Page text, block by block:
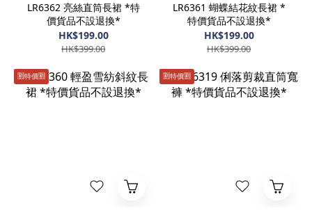
LR6362 亮絲直筒長裙 *特
價貨品不設退換*
HK$199.00
HK$399.00
LR6361 蝴蝶結花紋長裙 *
特價貨品不設退換*
HK$199.00
HK$399.00
🈹️特價🈹️ 🈹️特價🈹️